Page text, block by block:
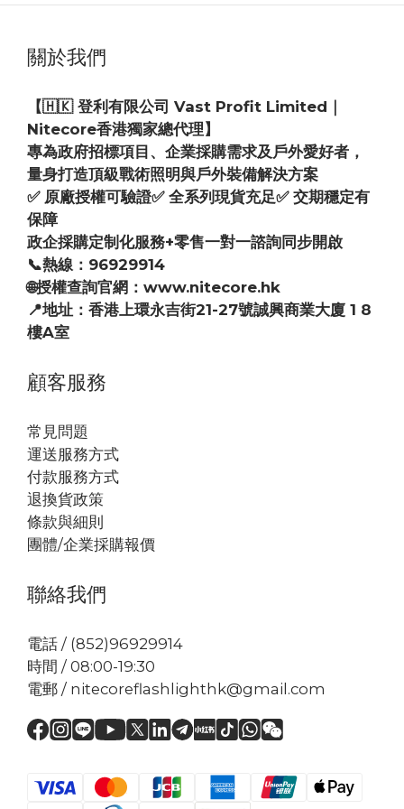
關於我們
【🇭🇰 登利有限公司 Vast Profit Limited｜
Nitecore香港獨家總代理】
專為政府招標項目、企業採購需求及戶外愛好者，
量身打造頂級戰術照明與戶外裝備解決方案
✅ 原廠授權可驗證✅ 全系列現貨充足✅ 交期穩定有
保障
政企採購定制化服務+零售一對一諮詢同步開啟
📞熱線：96929914
🌐授權查詢官網：www.nitecore.hk
📍地址：香港上環永吉街21-27號誠興商業大廈 1 8
樓A室
顧客服務
常見問題
運送服務方式
付款服務方式
退換貨政策
條款與細則
團體/企業採購報價
聯絡我們
電話 / (852)96929914
時間 / 08:00-19:30
電郵 / nitecoreflashlighthk@gmail.com